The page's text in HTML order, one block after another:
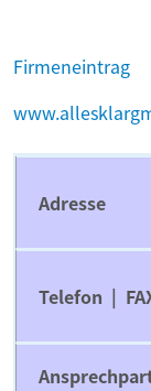
Firmeneintrag
Adresse
Telefon |